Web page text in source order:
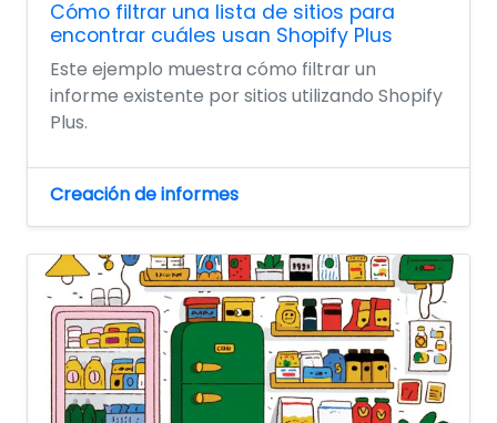
Cómo filtrar una lista de sitios para
encontrar cuáles usan Shopify Plus
Este ejemplo muestra cómo filtrar un
informe existente por sitios utilizando Shopify
Plus.
Creación de informes